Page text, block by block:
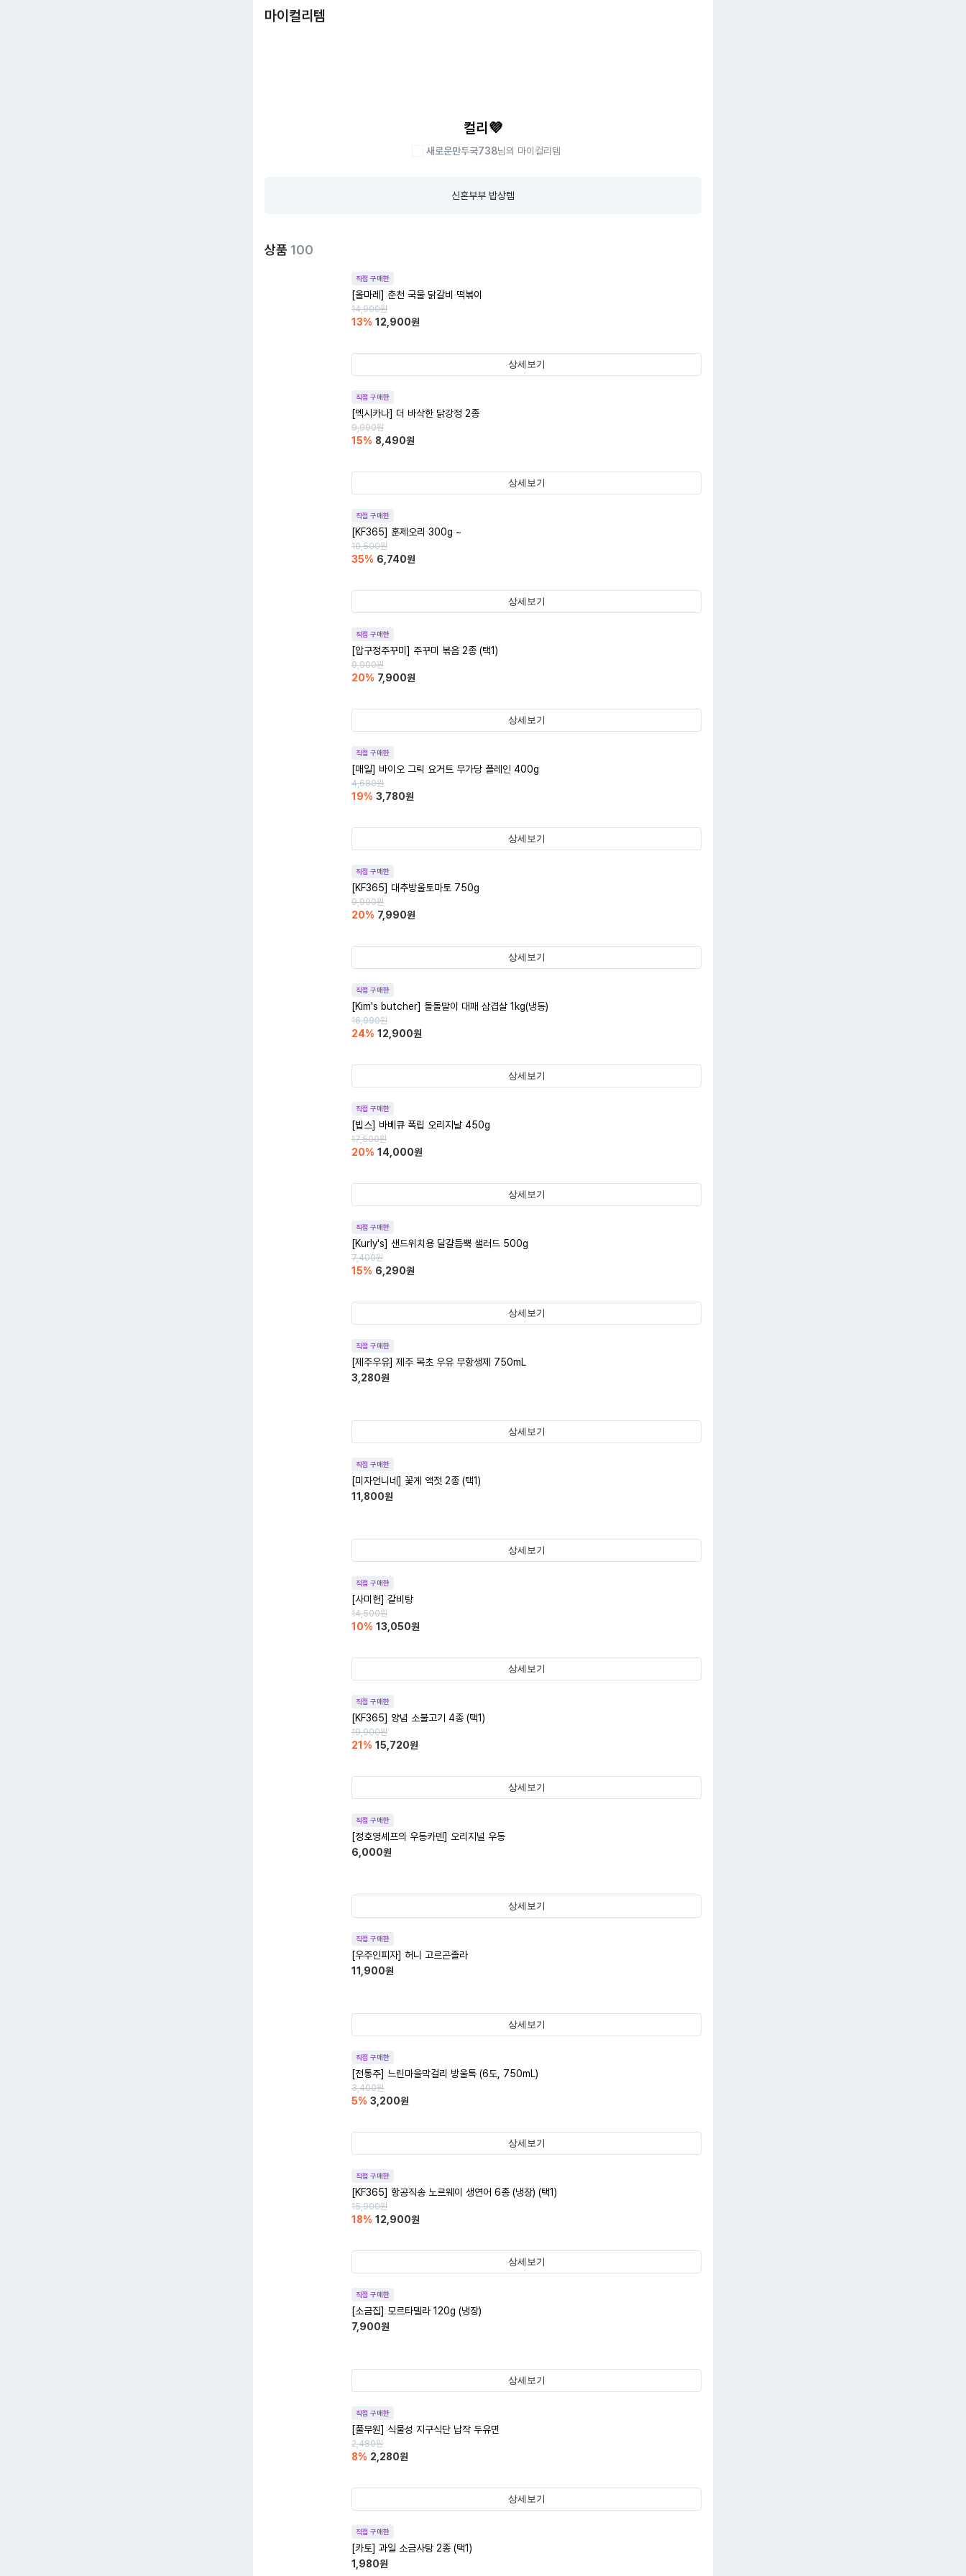
마이컬리템
컬리💜
새로운만두국738님의 마이컬리템
신혼부부 밥상템
상품 100
직접 구매한
[올마레] 춘천 국물 닭갈비 떡볶이
14,900원
13% 12,900원
상세보기
직접 구매한
[멕시카나] 더 바삭한 닭강정 2종
9,990원
15% 8,490원
상세보기
직접 구매한
[KF365] 훈제오리 300g ~
10,500원
35% 6,740원
상세보기
직접 구매한
[압구정주꾸미] 주꾸미 볶음 2종 (택1)
9,900원
20% 7,900원
상세보기
직접 구매한
[매일] 바이오 그릭 요거트 무가당 플레인 400g
4,680원
19% 3,780원
상세보기
직접 구매한
[KF365] 대추방울토마토 750g
9,990원
20% 7,990원
상세보기
직접 구매한
[Kim's butcher] 돌돌말이 대패 삼겹살 1kg(냉동)
16,990원
24% 12,900원
상세보기
직접 구매한
[빕스] 바베큐 폭립 오리지날 450g
17,500원
20% 14,000원
상세보기
직접 구매한
[Kurly's] 샌드위치용 달걀듬뿍 샐러드 500g
7,400원
15% 6,290원
상세보기
직접 구매한
[제주우유] 제주 목초 우유 무항생제 750mL
3,280원
상세보기
직접 구매한
[미자언니네] 꽃게 액젓 2종 (택1)
11,800원
상세보기
직접 구매한
[사미헌] 갈비탕
14,500원
10% 13,050원
상세보기
직접 구매한
[KF365] 양념 소불고기 4종 (택1)
19,900원
21 % 15,720원
상세보기
직접 구매한
[정호영셰프의 우동카덴] 오리지널 우동
6,000원
상세보기
직접 구매한
[우주인피자] 허니 고르곤졸라
11,900원
상세보기
직접 구매한
[전통주] 느린마을막걸리 방울톡 (6도, 750mL)
3,400원
5% 3,200원
상세보기
직접 구매한
[KF365] 항공직송 노르웨이 생연어 6종 (냉장) (택1)
15,900원
18% 12,900원
상세보기
직접 구매한
[소금집] 모르타델라 120g (냉장)
7,900원
상세보기
직접 구매한
[풀무원] 식물성 지구식단 납작 두유면
2,480원
8% 2,280원
상세보기
직접 구매한
[카토] 과일 소금사탕 2종 (택1)
1,980원